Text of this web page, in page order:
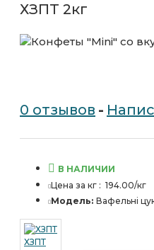
ХЗПТ 2кг
0 отзывов -
В НАЛИЧИИ
Цена за кг : 194.00/кг
Модель: Вафельні
ХЗПТ